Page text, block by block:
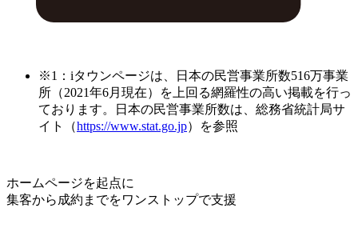
※1：iタウンページは、日本の民営事業所数516万事業
所（2021年6月現在）を上回る網羅性の高い掲載を行っ
ております。日本の民営事業所数は、総務省統計局サ
イト（https://www.stat.go.jp）を参照
ホームページを起点に
集客から成約までをワンストップで支援